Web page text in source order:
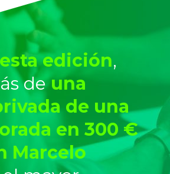
edición,
deuna
de una
en 300 €
Marcelo